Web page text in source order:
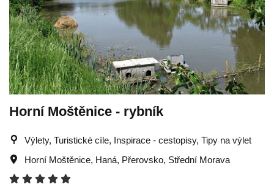
Horní Moštěnice - rybník
Výlety, Turistické cíle, Inspirace - cestopisy, Tipy na výlet
Horní Moštěnice, Haná, Přerovsko, Střední Morava